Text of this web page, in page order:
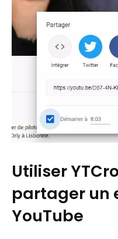
Utiliser
partager un
YouTube